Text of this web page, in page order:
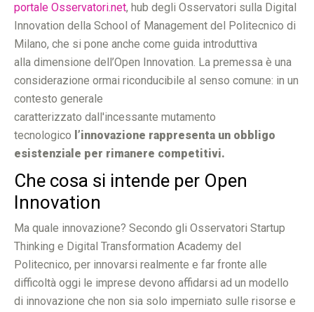
portale Osservatori.net, hub degli Osservatori sulla Digital
Innovation della School of Management del Politecnico di
Milano, che si pone anche come guida introduttiva
alla dimensione dell’Open Innovation. La premessa è una
considerazione ormai riconducibile al senso comune: in un
contesto generale
caratterizzato dall'incessante mutamento
tecnologico l’innovazione rappresenta un obbligo
esistenziale per rimanere competitivi.
Che cosa si intende per Open
Innovation
Ma quale innovazione? Secondo gli Osservatori Startup
Thinking e Digital Transformation Academy del
Politecnico, per innovarsi realmente e far fronte alle
difficoltà oggi le imprese devono affidarsi ad un modello
di innovazione che non sia solo imperniato sulle risorse e